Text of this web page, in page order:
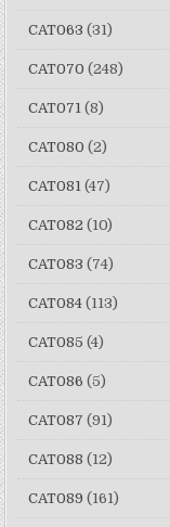
CAT063 (31)
CAT070 (248)
CAT071 (8)
CAT080 (2)
CAT081 (47)
CAT082 (10)
CAT083 (74)
CAT084 (113)
CAT085 (4)
CAT086 (5)
CAT087 (91)
CAT088 (12)
CAT089 (161)